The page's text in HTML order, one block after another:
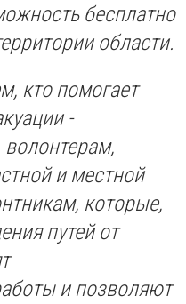
бесплатно
области.
кто помогает
-
и местной
которые,
путей от
и позволяют